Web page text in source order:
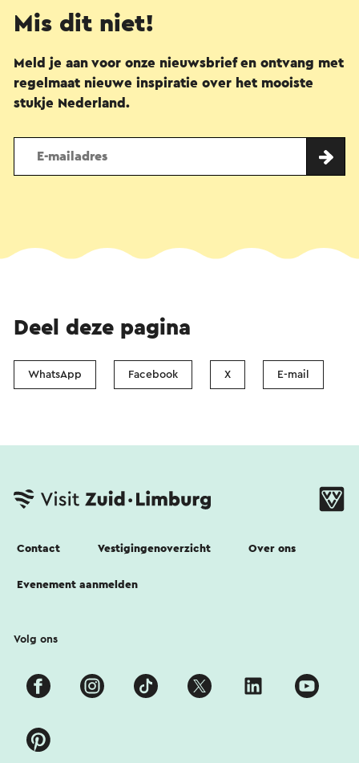
Mis dit niet!
Meld je aan voor onze nieuwsbrief en ontvang met
regelmaat nieuwe inspiratie over het mooiste
stukje Nederland.
Deel deze pagina
WhatsApp Facebook X E-mail
Contact Vestigingenoverzicht Over ons
Evenement aanmelden
Volg ons